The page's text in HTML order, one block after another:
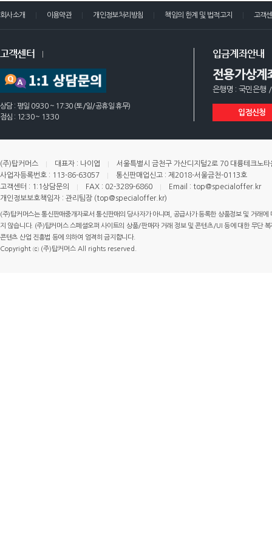
회사소개 이용약관 개인정보처리방침 책임의 한계 및 법적고지 고객
고객센터
상담 : 평일 09:30 ~ 17:30 (토/일/공휴일 휴무)
점심 : 12:30 ~ 13:30
입금계좌안내
전용가상계
은행명 : 국민은행
입점신청
(주)탑커머스 대표자 : 나이엽
서울특별시 금천구 가산디지털2로 70 대륭테크노
사업자등록번호 : 113-86-63057
통신판매업신고 : 제2018-서울금천-0113호
고객센터 : 1:1상담문의
FAX : 02-3289-6860
Email : top@specialoffer.kr
개인정보보호책임자 : 관리팀장 (top@specialoffer.kr)
(주)탑커머스는 통신판매중개자로서 통신판매의 당사자가 아니며, 공급사가 등록한 상품정보 및 거래
지 않습니다. (주)탑커머스 스페셜오퍼 사이트의 상품/판매자 거래 정보 및 콘텐츠/UI 등에 대한 무단
콘텐츠 산업 진흥법 등에 의하여 엄격히 금지합니다.
Copyright ⓒ (주)탑커머스 All rights reserved.